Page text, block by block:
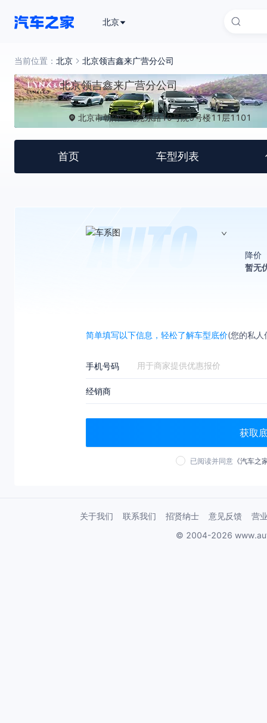
北京
当前位置： 北京 北京领吉鑫来广营分公司
北京领吉鑫来广营分公司
北京市朝阳区北苑东路19号院5号楼11层1101
首页 车型列表
降价
暂无
简单填写以下信息，轻松了解车型底价(您的私人
手机号码
经销商
获取
已阅读并同意 《汽车之
关于我们 联系我们 招贤纳士 意见反馈
营
© 2004-2026